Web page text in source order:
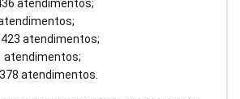
atendimentos;
atendimentos;
atendimentos;
atendimentos.